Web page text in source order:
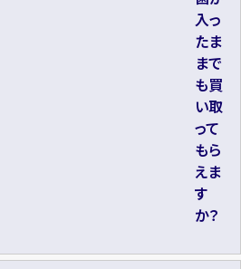
入っ
たま
まで
も買
い取
って
もら
えま
す
か？